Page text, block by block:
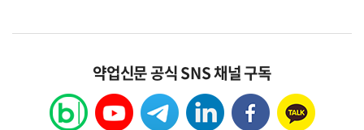
약업신문 공식 SNS 채널 구독